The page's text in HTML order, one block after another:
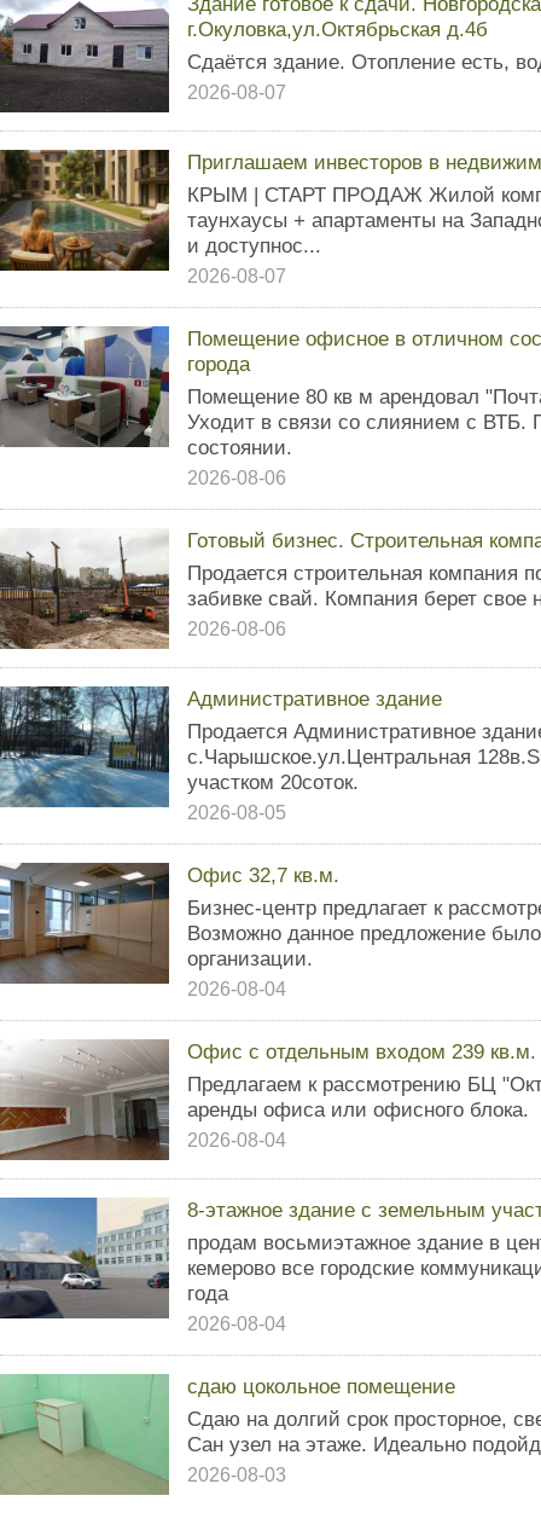
г.Окуловка,ул.Октябрьская д.4б
Сдаётся здание. Отопление есть,
2026-08-07
Приглашаем инвесторов в
КРЫМ | СТАРТ ПРОДАЖ Жилой
таунхаусы + апартаменты на
и доступнос...
2026-08-07
Помещение офисное в отличном
города
Помещение 80 кв м арендовал
Уходит в связи со слиянием с
состоянии.
2026-08-06
Готовый бизнес. Строительная
Продается строительная компания
забивке свай. Компания берет свое
2026-08-06
Административное здание
Продается Административное
с.Чарышское.ул.Центральная
участком 20соток.
2026-08-05
Офис 32,7 кв.м.
Бизнес-центр предлагает к
Возможно данное предложение
организации.
2026-08-04
Офис с отдельным входом 239 кв.м.
Предлагаем к рассмотрению БЦ
аренды офиса или офисного блока.
2026-08-04
8-этажное здание с земельным
продам восьмиэтажное здание в
кемерово все городские
года
2026-08-04
сдаю цокольное помещение
Сдаю на долгий срок просторное,
Сан узел на этаже. Идеально
2026-08-03